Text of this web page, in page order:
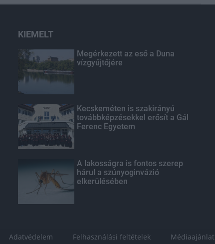
KIEMELT
Megérkezett az eső a Duna
vízgyűjtőjére
Kecskeméten is szakirányú
továbbképzésekkel erősít a Gál
Ferenc Egyetem
A lakosságra is fontos szerep
hárul a szúnyoginvázió
elkerülésében
Adatvédelem Felhasználási feltételek Médiaajánlat